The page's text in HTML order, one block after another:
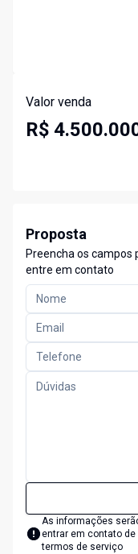
Valor venda
R$
Proposta
Preencha os campos
entre em contato
As informações
entrar em contato de
termos de serviço